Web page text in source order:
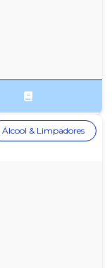
Álcool & Limpadores